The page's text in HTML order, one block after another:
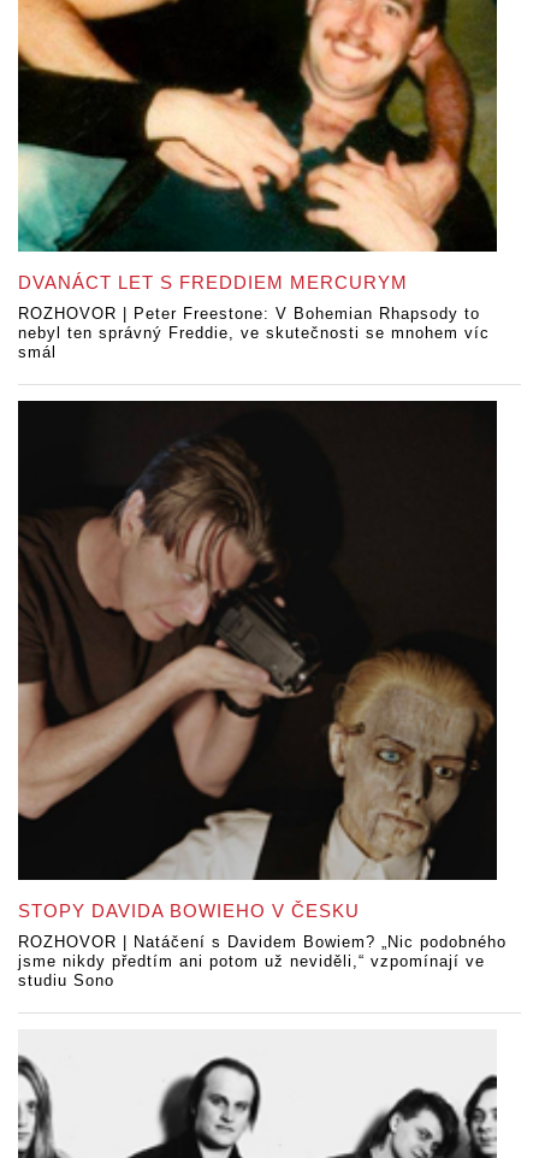
DVANÁCT LET S FREDDIEM MERCURYM
ROZHOVOR | Peter Freestone: V Bohemian Rhapsody to
nebyl ten správný Freddie, ve skutečnosti se mnohem víc
smál
STOPY DAVIDA BOWIEHO V ČESKU
ROZHOVOR | Natáčení s Davidem Bowiem? „Nic podobného
jsme nikdy předtím ani potom už neviděli,“ vzpomínají ve
studiu Sono